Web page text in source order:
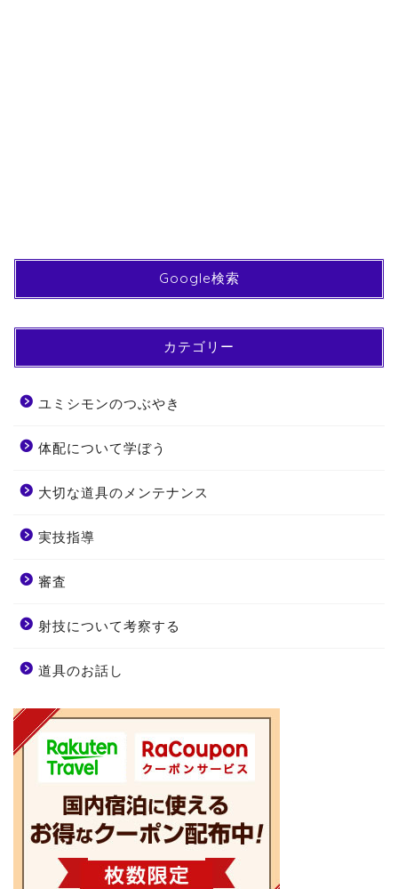
Google検索
カテゴリー
ユミシモンのつぶやき
体配について学ぼう
大切な道具のメンテナンス
実技指導
審査
射技について考察する
道具のお話し